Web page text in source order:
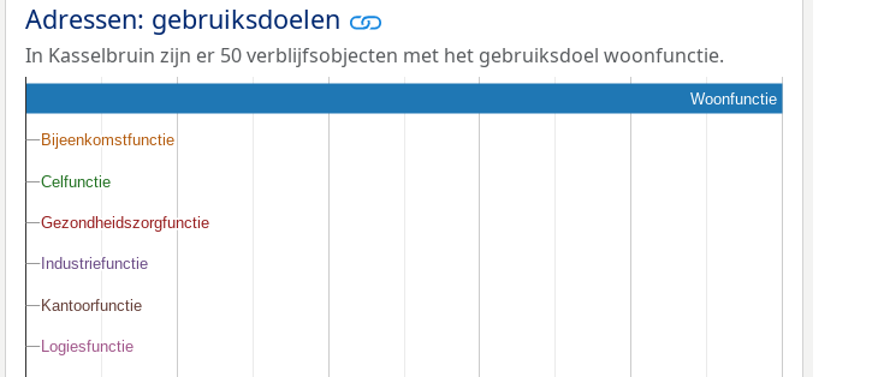
Adressen: gebruiksdoelen
In Kasselbruin zijn er 50 verblijfsobjecten met het gebruiksdoel woonfunctie.
Woonfunctie
Bijeenkomstfunctie
Bijeenkomstfunctie
Celfunctie
Celfunctie
Gezondheidszorgfunctie
Gezondheidszorgfunctie
Industriefunctie
Industriefunctie
Kantoorfunctie
Kantoorfunctie
Logiesfunctie
Logiesfunctie